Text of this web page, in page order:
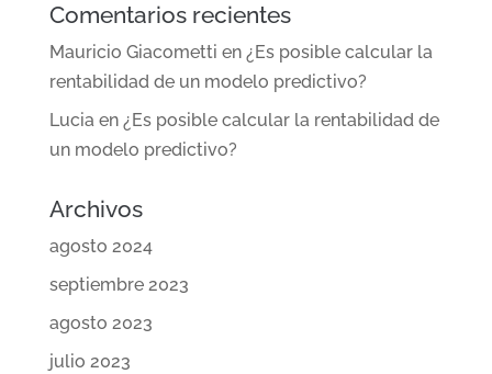
Comentarios recientes
Mauricio Giacometti en ¿Es posible calcular la
rentabilidad de un modelo predictivo?
Luciaen ¿Es posible calcular la rentabilidad de
un modelo predictivo?
Archivos
agosto 2024
septiembre 2023
agosto 2023
julio 2023